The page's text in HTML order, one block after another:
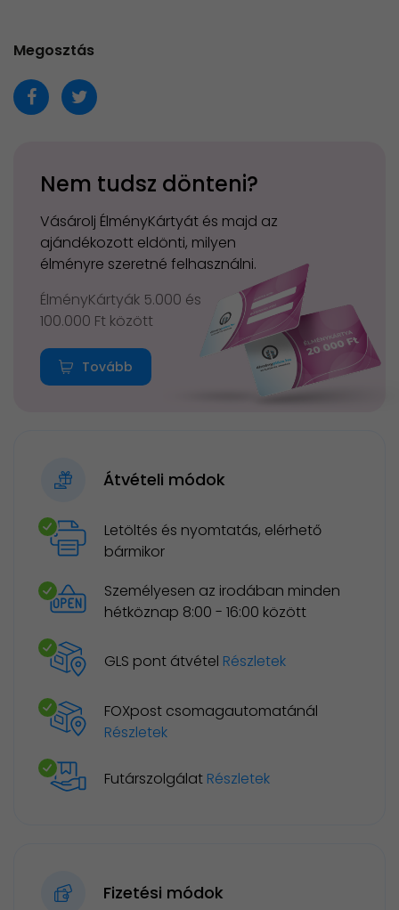
Megosztás
Nem tudsz dönteni?
Vásárolj ÉlményKártyát és majd az
ajándékozott eldönti, milyen
élményre szeretné felhasználni.
ÉlményKártyák 5.000 és
100.000 Ft között
Tovább
Átvételi módok
Letöltés és nyomtatás, elérhető
bármikor
Személyesen az irodában minden
hétköznap 8:00 - 16:00 között
GLS pont átvétel Részletek
FOXpost csomagautomatánál
Részletek
Futárszolgálat Részletek
Fizetési módok